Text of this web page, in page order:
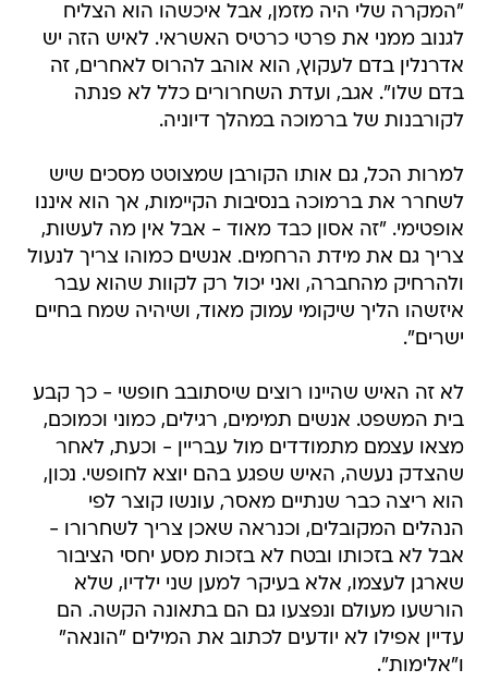
"המקרה שלי היה מזמן, אבל איכשהו הוא הצליח
לגנוב ממני את פרטי כרטיס האשראי. לאיש הזה יש
אדרנלין בדם לעקוץ, הוא אוהב להרוס לאחרים, זה
בדם שלו". אגב, ועדת השחרורים כלל לא פנתה
לקורבנות של ברמוכה במהלך דיוניה.
למרות הכל, גם אותו הקורבן שמצוטט מסכים שיש
לשחרר את ברמוכה בנסיבות הקיימות, אך הוא איננו
אופטימי. "זה אסון כבד מאוד - אבל אין מה לעשות,
צריך גם את מידת הרחמים. אנשים כמוהו צריך לנעול
ולהרחיק מהחברה, ואני יכול רק לקוות שהוא עבר
איזשהו הליך שיקומי עמוק מאוד, ושיהיה שמח בחיים
ישרים".
לא זה האיש שהיינו רוצים שיסתובב חופשי - כך קבע
בית המשפט. אנשים תמימים, רגילים, כמוני וכמוכם,
מצאו עצמם מתמודדים מול עבריין - וכעת, לאחר
שהצדק נעשה, האיש שפגע בהם יוצא לחופשי. נכון,
הוא ריצה כבר שנתיים מאסר, עונשו קוצר לפי
הנהלים המקובלים, וכנראה שאכן צריך לשחרורו -
אבל לא בזכותו ובטח לא בזכות מסע יחסי הציבור
שארגן לעצמו, אלא בעיקר למען שני ילדיו, שלא
הורשעו מעולם ונפצעו גם הם בתאונה הקשה. הם
עדיין אפילו לא יודעים לכתוב את המילים "הונאה"
ו"אלימות".